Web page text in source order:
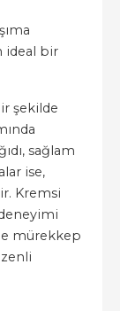
ideal bir
şekilde
sağlam
ise,
Kremsi
mürekkep